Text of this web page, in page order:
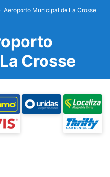
Aeroporto Municipal de La Crosse
Crosse